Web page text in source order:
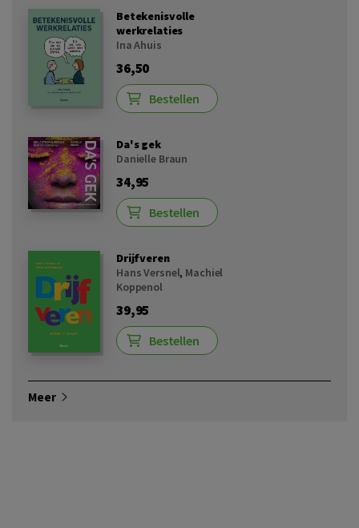
Betekenisvolle
werkrelaties
Ina Ahuis
36,50
Bestellen
Da's gek
Danielle Braun
34,95
Bestellen
Drijfveren
Hans Versnel, Machiel
Koppenol
39,95
Bestellen
Meer